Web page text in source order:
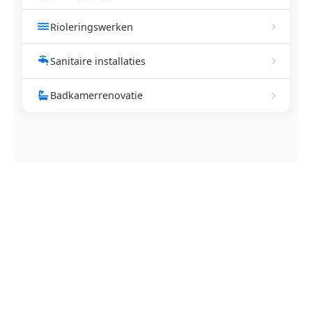
Rioleringswerken
Sanitaire installaties
Badkamerrenovatie